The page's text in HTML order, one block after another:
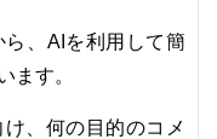
、AIを利用して簡
ます。
、何の目的のコメ